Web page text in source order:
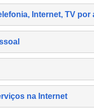
Internet, TV por
na Internet